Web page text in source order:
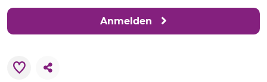
Anmelden